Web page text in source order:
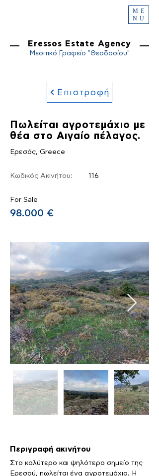
Eressos Estate Agency
Μεσιτικό Γραφείο "Θεοδοσίου"
ME
NU
Επιστροφή
Πωλείται αγροτεμάχιο με
θέα στο Αιγαίο πέλαγος.
Ερεσός, Greece
Κωδικός Ακινήτου: 116
For Sale
98.000 €
Περιγραφή ακινήτου
Στο καλύτερο και ψηλότερο σημείο της
Ερεσού, πωλείται ένα αγροτεμάχιο. Η